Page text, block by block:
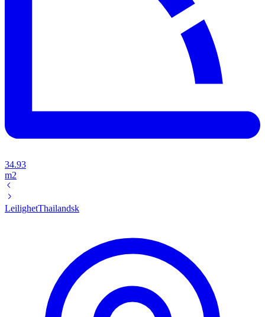
34.93
m2
LeilighetThailandsk